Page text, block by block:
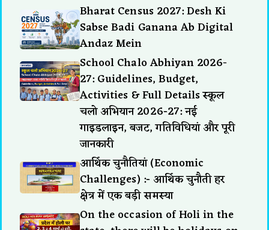
Bharat Census 2027: Desh Ki
Sabse Badi Ganana Ab Digital
Andaz Mein
School Chalo Abhiyan 2026-
27: Guidelines, Budget,
Activities & Full Details स्कूल
चलो अभियान 2026-27: नई
गाइडलाइन, बजट, गतिविधियां और पूरी
जानकारी
आर्थिक चुनौतियां (Economic
Challenges) :- आर्थिक चुनौती हर
क्षेत्र में एक बड़ी समस्या
On the occasion of Holi in the